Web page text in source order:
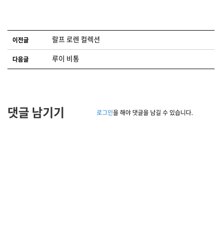
글 네비게이션
이전글 랄프 로렌 컬렉션
다음글 루이 비통
댓글 남기기 로그인을 해야 댓글을 남길 수 있습니다.